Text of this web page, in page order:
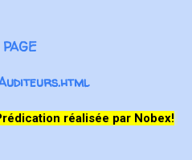
réalisée par Nobex!